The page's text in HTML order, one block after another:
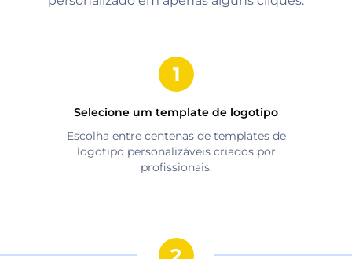
Selecione um template de logotipo
Escolha entre centenas de templates de
logotipo personalizáveis criados por
profissionais.